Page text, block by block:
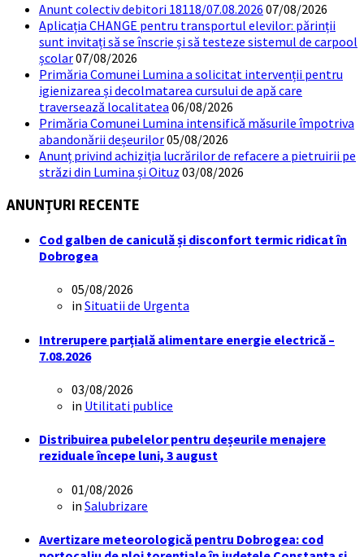
Anunt colectiv debitori 18118/07.08.2026 07/08/2026
Aplicația CHANGE pentru transportul elevilor: părinții
sunt invitați să se înscrie și să testeze sistemul de carpool
școlar07/08/2026
Primăria Comunei Lumina a solicitat intervenții pentru
igienizarea și decolmatarea cursului de apă care
traversează localitatea 06/08/2026
Primăria Comunei Lumina intensifică măsurile împotriva
abandonării deșeurilor05/08/2026
Anunț privind achiziția lucrărilor de refacere a pietruirii pe
străzi din Lumina și Oituz 03/08/2026
ANUNȚURI RECENTE
Cod galben de caniculă și disconfort termic ridicat în
Dobrogea
05/08/2026
in Situatii de Urgenta
Intrerupere parțială alimentare energie electrică –
7.08.2026
03/08/2026
in Utilitati publice
Distribuirea pubelelor pentru deșeurile menajere
reziduale începe luni, 3 august
01/08/2026
in Salubrizare
Avertizare meteorologică pentru Dobrogea: cod